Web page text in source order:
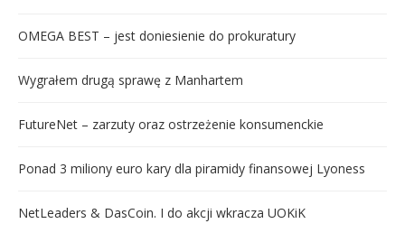
OMEGA BEST – jest doniesienie do prokuratury
Wygrałem drugą sprawę z Manhartem
FutureNet – zarzuty oraz ostrzeżenie konsumenckie
Ponad 3 miliony euro kary dla piramidy finansowej Lyoness
NetLeaders & DasCoin. I do akcji wkracza UOKiK